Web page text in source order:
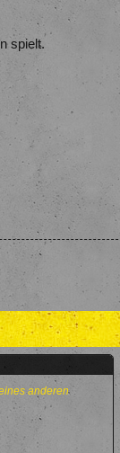
spielt.
anderen